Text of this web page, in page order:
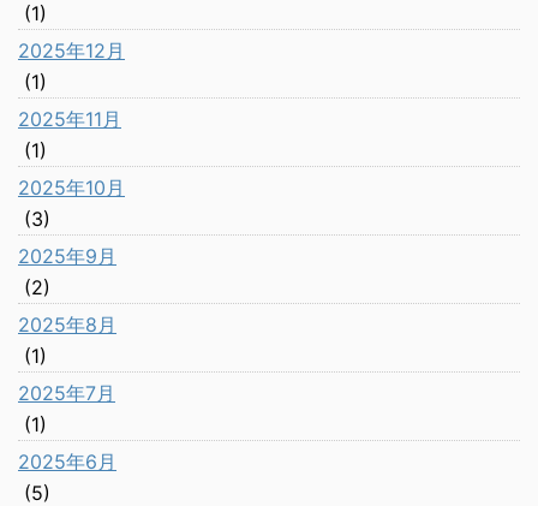
(1)
2025年12月
(1)
2025年11月
(1)
2025年10月
(3)
2025年9月
(2)
2025年8月
(1)
2025年7月
(1)
2025年6月
(5)